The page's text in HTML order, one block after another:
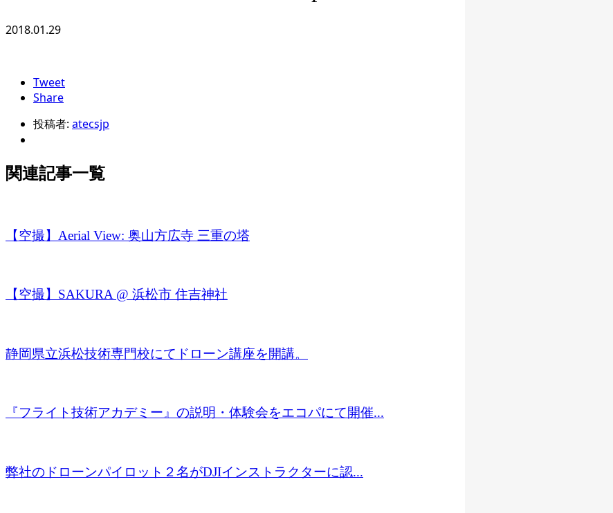
2018.01.29
Tweet
Share
投稿者: atecsjp
関連記事一覧
【空撮】Aerial View: 奥山方広寺 三重の塔
【空撮】SAKURA @ 浜松市 住吉神社
静岡県立浜松技術専門校にてドローン講座を開講。
『フライト技術アカデミー』の説明・体験会をエコパにて開催...
弊社のドローンパイロット２名がDJIインストラクターに認...